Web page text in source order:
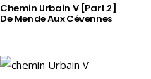
Chemin Urbain V [Part.2]
De Mende Aux Cévennes